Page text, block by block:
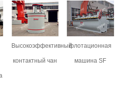
Высокоэффективный
контактный чан
флотационная
машина SF